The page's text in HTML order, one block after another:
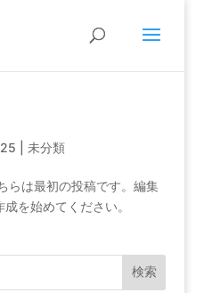
未分類
らは最初の投稿です。編集
を始めてください。
検索